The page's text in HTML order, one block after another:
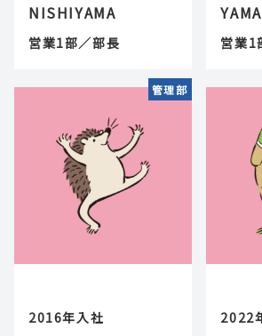
NISHIYAMA
営業1部／部長 営業1
管理部
2016年入社 2022